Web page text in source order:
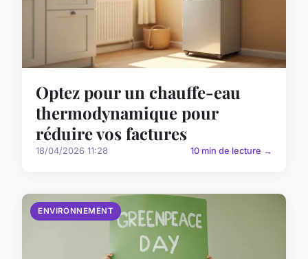
Optez pour un chauffe-eau
thermodynamique pour
réduire vos factures
18/04/2026 11:28 10 min de lecture →
ENVIRONNEMENT